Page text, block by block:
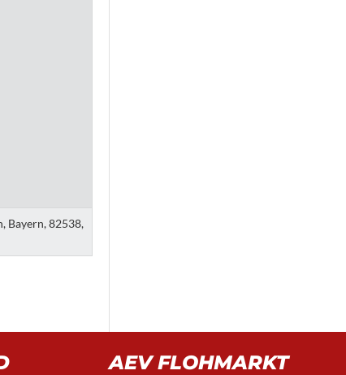
Bayern, 82538,
AEV FLOHMARKT